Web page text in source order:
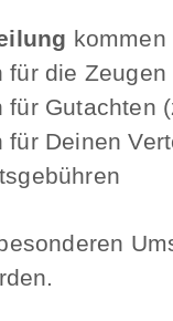
kommen
Zeugen
Deinen